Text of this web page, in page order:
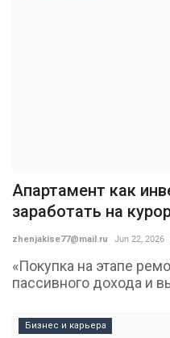
Апартамент как
заработать на
zhenjakise77@mail.ru Jun 22, 2026
«Покупка на этапе
пассивного дохода и
Бизнес и карьера